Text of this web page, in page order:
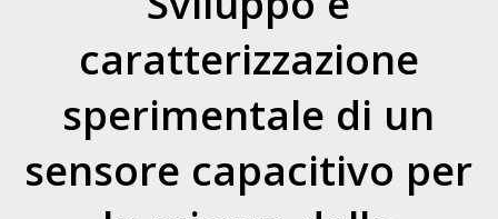
caratterizzazione
sperimentale di un
sensore capacitivo per